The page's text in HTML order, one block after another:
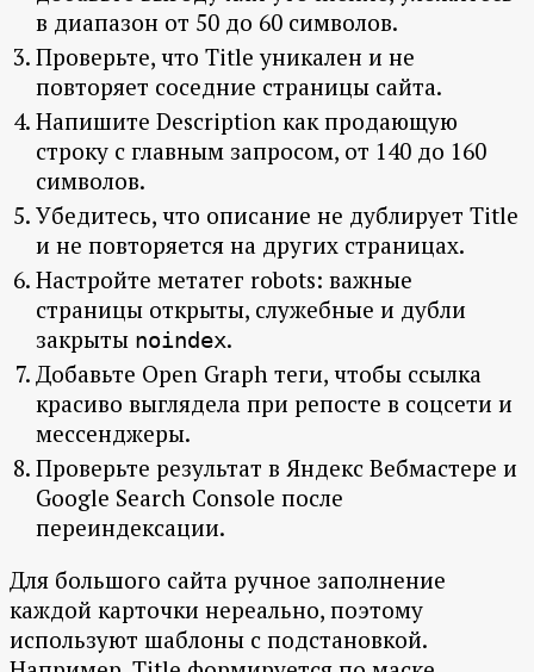
в диапазон от 50 до 60 символов.
Проверьте, что Title уникален и не
повторяет соседние страницы сайта.
Напишите Description как продающую
строку с главным запросом, от 140 до 160
символов.
Убедитесь, что описание не дублирует Title
и не повторяется на других страницах.
Настройте метатег robots: важные
страницы открыты, служебные и дубли
закрыты noindex.
Добавьте Open Graph теги, чтобы ссылка
красиво выглядела при репосте в соцсети и
мессенджеры.
Проверьте результат в Яндекс Вебмастере и
Google Search Console после
переиндексации.
Для большого сайта ручное заполнение
каждой карточки нереально, поэтому
используют шаблоны с подстановкой.